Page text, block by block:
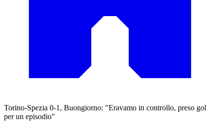
Torino-Spezia 0-1, Buongiorno: "Eravamo in controllo, preso gol
per un episodio"